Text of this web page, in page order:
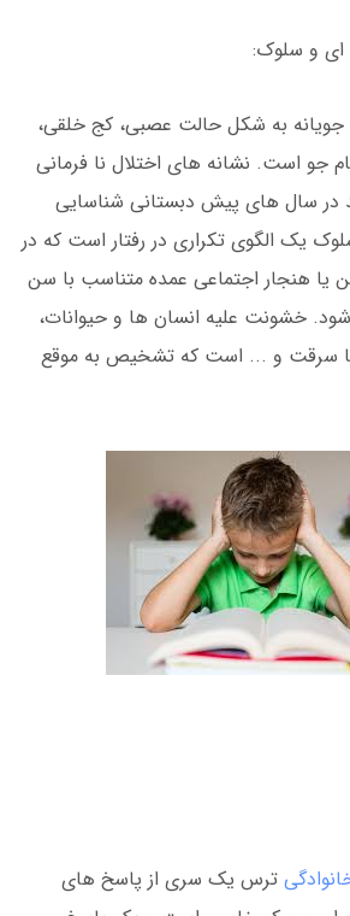
ای و سلوک:
جویانه به شکل حالت عصبی، کج خلقی،
جو است. نشانه های اختلال نا فرمانی
در سال های پیش دبستانی شناسایی
یک الگوی تکراری در رفتار است که در
یا هنجار اجتماعی عمده متناسب با سن
خشونت علیه انسان ها و حیوانات،
سرقت و ... است که تشخیص به موقع
ترس یک سری از پاسخ های